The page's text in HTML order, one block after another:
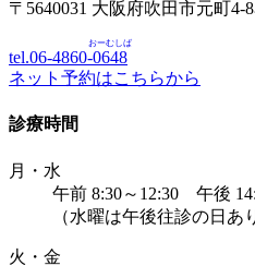
〒5640031 大阪府吹田市元町4-
tel.06-4860-0648
おーむしば
ネット予約はこちらから
診療時間
月・水
午前 8:30～12:30 午後
（水曜は午後往診の日あ
火・金